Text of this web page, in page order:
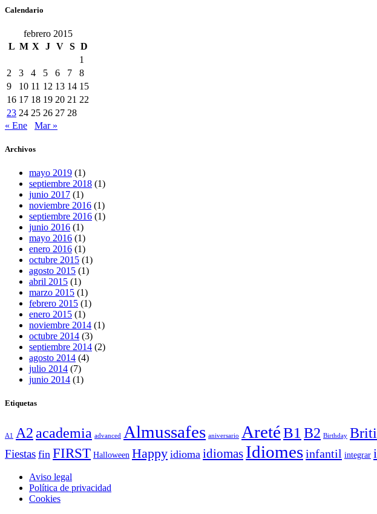
Calendario
febrero 2015
L M X J V S D
1
2
3 4 5 6 7
8
9
10 11 12 13 14 15
16 17 18 19 20 21 22
23 24 25 26 27 28
« Ene
Mar »
Archivos
mayo 2019 (1)
septiembre 2018 (1)
junio 2017 (1)
noviembre 2016 (1)
septiembre 2016 (1)
junio 2016 (1)
mayo 2016 (1)
enero 2016 (1)
octubre 2015 (1)
agosto 2015 (1)
abril 2015 (1)
marzo 2015 (1)
febrero 2015 (1)
enero 2015 (1)
noviembre 2014 (1)
octubre 2014 (3)
septiembre 2014 (2)
agosto 2014 (4)
julio 2014 (7)
junio 2014 (1)
Etiquetas
A1 A2academia advanced Almussafes aniversario AretéB1 B2 Birthday
Fiestas fin FIRST Halloween Happy idioma idiomas Idiomesinfantil integrar
Aviso legal
Política de privacidad
Cookies